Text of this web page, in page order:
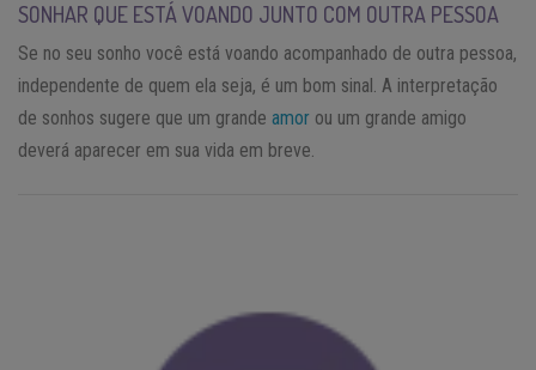
SONHAR QUE ESTÁ VOANDO JUNTO COM OUTRA PESSOA
Se no seu sonho você está voando acompanhado de outra pessoa,
independente de quem ela seja, é um bom sinal. A interpretação
de sonhos sugere que um grande amor ou um grande amigo
deverá aparecer em sua vida em breve.